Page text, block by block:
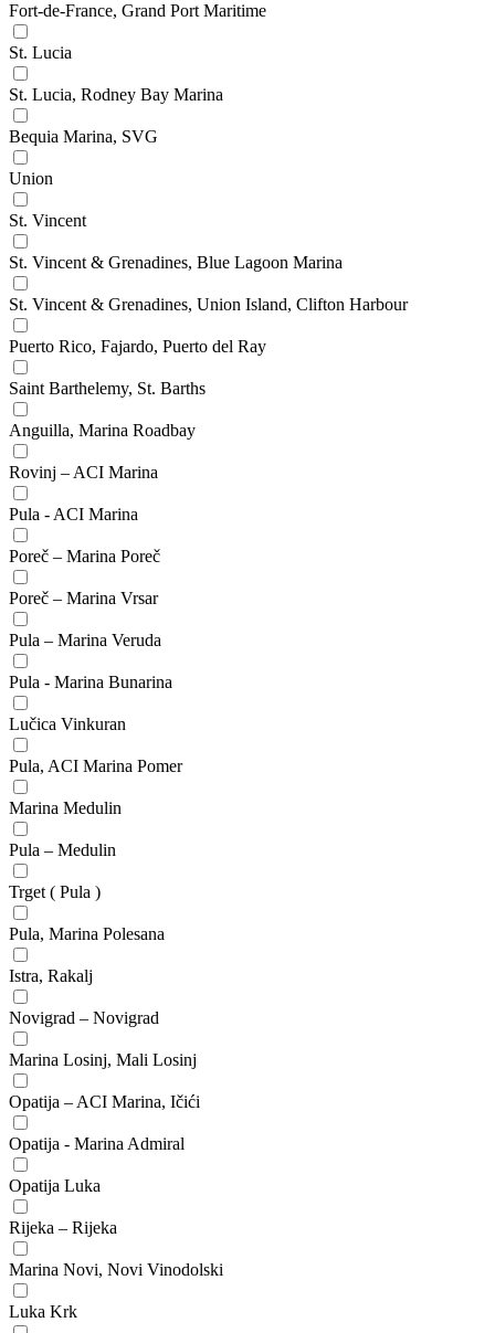
Fort-de-France, Grand Port Maritime
St. Lucia
St. Lucia, Rodney Bay Marina
Bequia Marina, SVG
Union
St. Vincent
St. Vincent & Grenadines, Blue Lagoon Marina
St. Vincent & Grenadines, Union Island, Clifton Harbour
Puerto Rico, Fajardo, Puerto del Ray
Saint Barthelemy, St. Barths
Anguilla, Marina Roadbay
Rovinj – ACI Marina
Pula - ACI Marina
Poreč – Marina Poreč
Poreč – Marina Vrsar
Pula – Marina Veruda
Pula - Marina Bunarina
Lučica Vinkuran
Pula, ACI Marina Pomer
Marina Medulin
Pula – Medulin
Trget ( Pula )
Pula, Marina Polesana
Istra, Rakalj
Novigrad – Novigrad
Marina Losinj, Mali Losinj
Opatija – ACI Marina, Ičići
Opatija - Marina Admiral
Opatija Luka
Rijeka – Rijeka
Marina Novi, Novi Vinodolski
Luka Krk